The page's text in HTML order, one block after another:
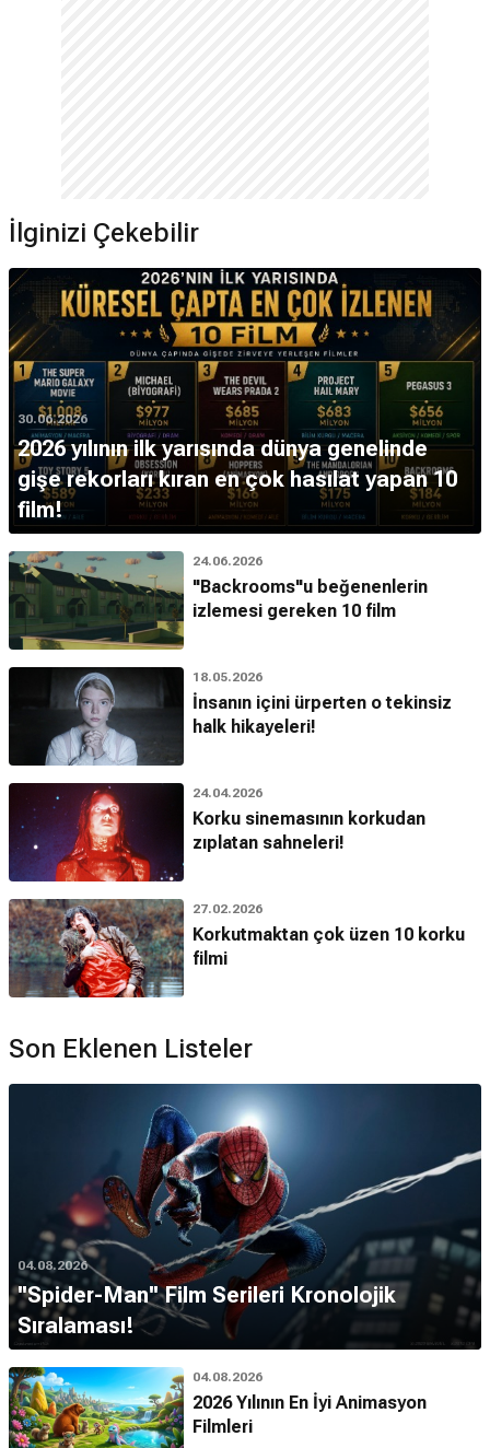
İlginizi Çekebilir
30.06.2026
2026 yılının ilk yarısında dünya genelinde
gişe rekorları kıran en çok hasılat yapan 10
film!
24.06.2026
"Backrooms"u beğenenlerin
izlemesi gereken 10 film
18.05.2026
İnsanın içini ürperten o tekinsiz
halk hikayeleri!
24.04.2026
Korku sinemasının korkudan
zıplatan sahneleri!
27.02.2026
Korkutmaktan çok üzen 10 korku
filmi
Son Eklenen Listeler
04.08.2026
''Spider-Man'' Film Serileri Kronolojik
Sıralaması!
04.08.2026
2026 Yılının En İyi Animasyon
Filmleri